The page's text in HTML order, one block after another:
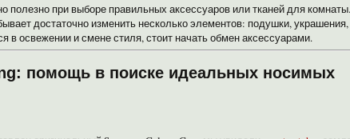
полезно при выборе правильных аксессуаров или тканей для комнаты.
достаточно изменить несколько элементов: подушки, украшения,
освежении и смене стиля, стоит начать обмен аксессуарами.
помощь в поиске идеальных носимых